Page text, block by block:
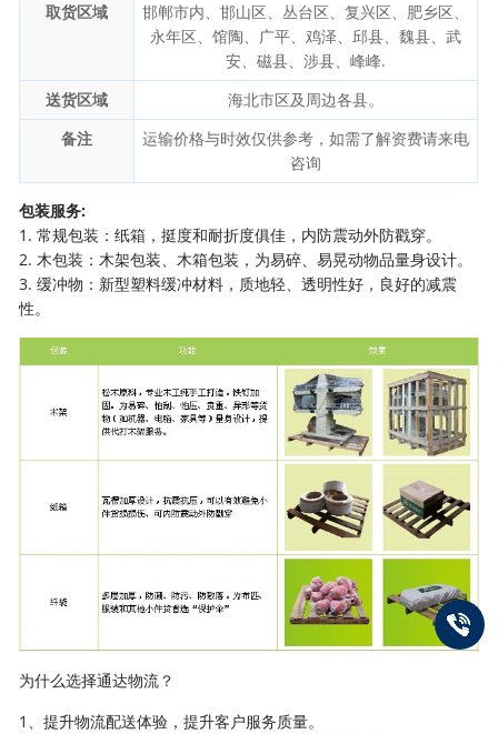
取货区域
邯郸市内、邯山区、丛台区、复兴区、肥乡区、
永年区、馆陶、广平、鸡泽、邱县、魏县、武
安、磁县、涉县、峰峰.
送货区域
海北市区及周边各县。
备注
运输价格与时效仅供参考，如需了解资费请来电
咨询
包装服务:
1. 常规包装：纸箱，挺度和耐折度俱佳，内防震动外防戳穿。
2. 木包装：木架包装、木箱包装，为易碎、易晃动物品量身设计。
3. 缓冲物：新型塑料缓冲材料，质地轻、透明性好，良好的减震
性。
为什么选择通达物流？
1、提升物流配送体验，提升客户服务质量。